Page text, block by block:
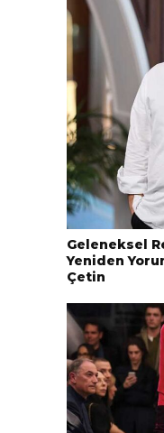
Geleneksel
Yeniden
Çetin